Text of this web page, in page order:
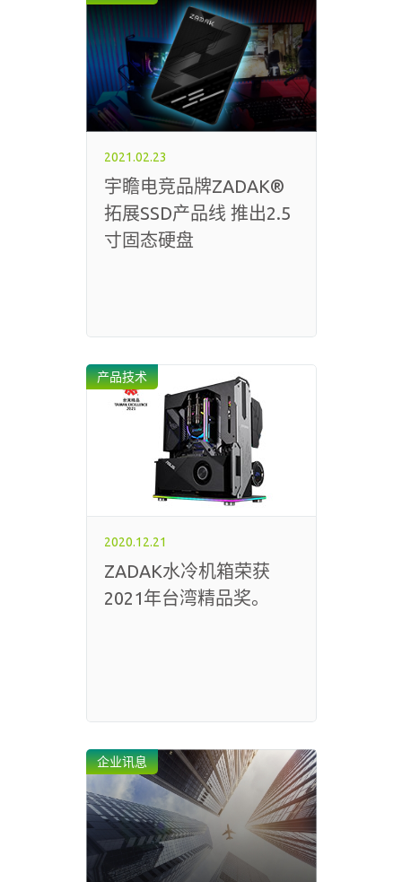
2021.02.23
宇瞻电竞品牌ZADAK®
拓展SSD产品线 推出2.5
寸固态硬盘
产品技术
2020.12.21
ZADAK水冷机箱荣获
2021年台湾精品奖。
企业讯息